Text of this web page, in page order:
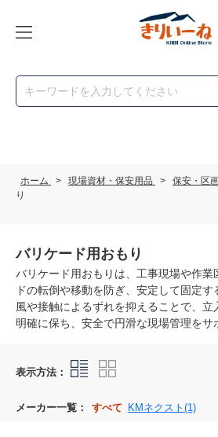
ホーム > 現場資材・保安用品 > 保安・区
り
バリケード用おもり
バリケード用おもりは、工事現場や作業
ドの転倒や移動を防ぎ、安定して固定す
風や接触によるずれを抑えることで、
明確に保ち、安全で円滑な現場管理をサ
表示方法：
メーカー一覧： すべて KMネクスト(1)